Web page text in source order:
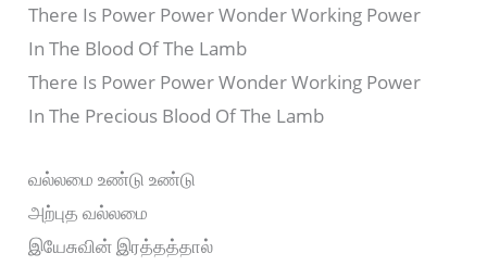
There Is Power Power Wonder Working Power
In The Blood Of The Lamb
There Is Power Power Wonder Working Power
In The Precious Blood Of The Lamb
வல்லமை உண்டு உண்டு
அற்புத வல்லமை
இயேசுவின் இரத்தத்தால்